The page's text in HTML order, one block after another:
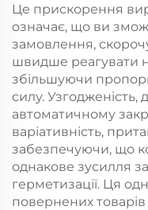
Це прискорення
означає, що ви
замовлення,
швидше реагувати
збільшуючи
силу. Узгодженість,
автоматичному
варіативність,
забезпечуючи, що
однакове зусилля
герметизації. Ця
повернених